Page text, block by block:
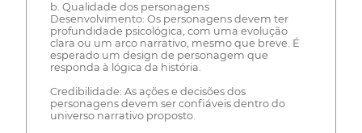
b. Qualidade dos personagens
Desenvolvimento: Os personagens devem ter
profundidade psicológica, com uma evolução
clara ou um arco narrativo, mesmo que breve. É
esperado um design de personagem que
responda à lógica da história.
Credibilidade: As ações e decisões dos
personagens devem ser confiáveis dentro do
universo narrativo proposto.